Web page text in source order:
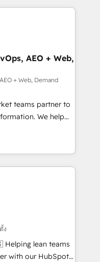
three brands. 🔄
by Globalia’s
Success Media. -
and custom agents
compliance
AEO + Web,
+ Web, Demand
teams partner to
We help
HubSpot’s
expert-led
built apps,
with inbound,
UX, messaging,
🤖AI
ง
with our HubSpot